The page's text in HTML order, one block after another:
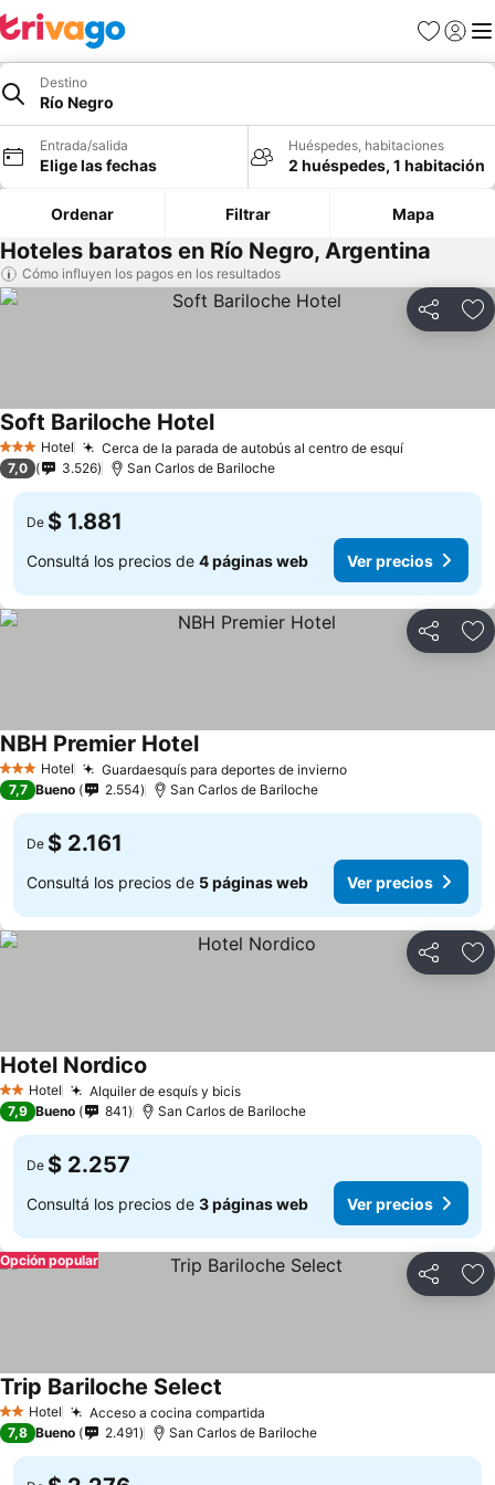
Favoritos
Iniciar
Destino
Río Negro
Entrada/salida
Elige las fechas
Huéspedes, habitaciones
2 huéspedes, 1 habitación
Ordenar Filtrar Mapa
Hoteles baratos en Río Negro, Argentina
Cómo influyen los pagos en los resultados
Compartir
3 Estrellas
Hotel Cerca de la parada de autobús al centro de esquí
Soft Bariloche Hotel
7,0 3.526 San Carlos de Bariloche
De $ 1.881
Consultá los precios de 4 páginas web Ver precios
Compartir
3 Estrellas
Hotel Guardaesquís para deportes de invierno
NBH Premier Hotel
7,7 Bueno 2.554 San Carlos de Bariloche
De $ 2.161
Consultá los precios de 5 páginas web Ver precios
Compartir
2 Estrellas
Hotel Alquiler de esquís y bicis
Hotel Nordico
7,9 Bueno 841 San Carlos de Bariloche
De $ 2.257
Consultá los precios de 3 páginas web Ver precios
Compartir
Opción popular
2 Estrellas
Hotel Acceso a cocina compartida
Trip Bariloche Select
7,8 Bueno 2.491 San Carlos de Bariloche